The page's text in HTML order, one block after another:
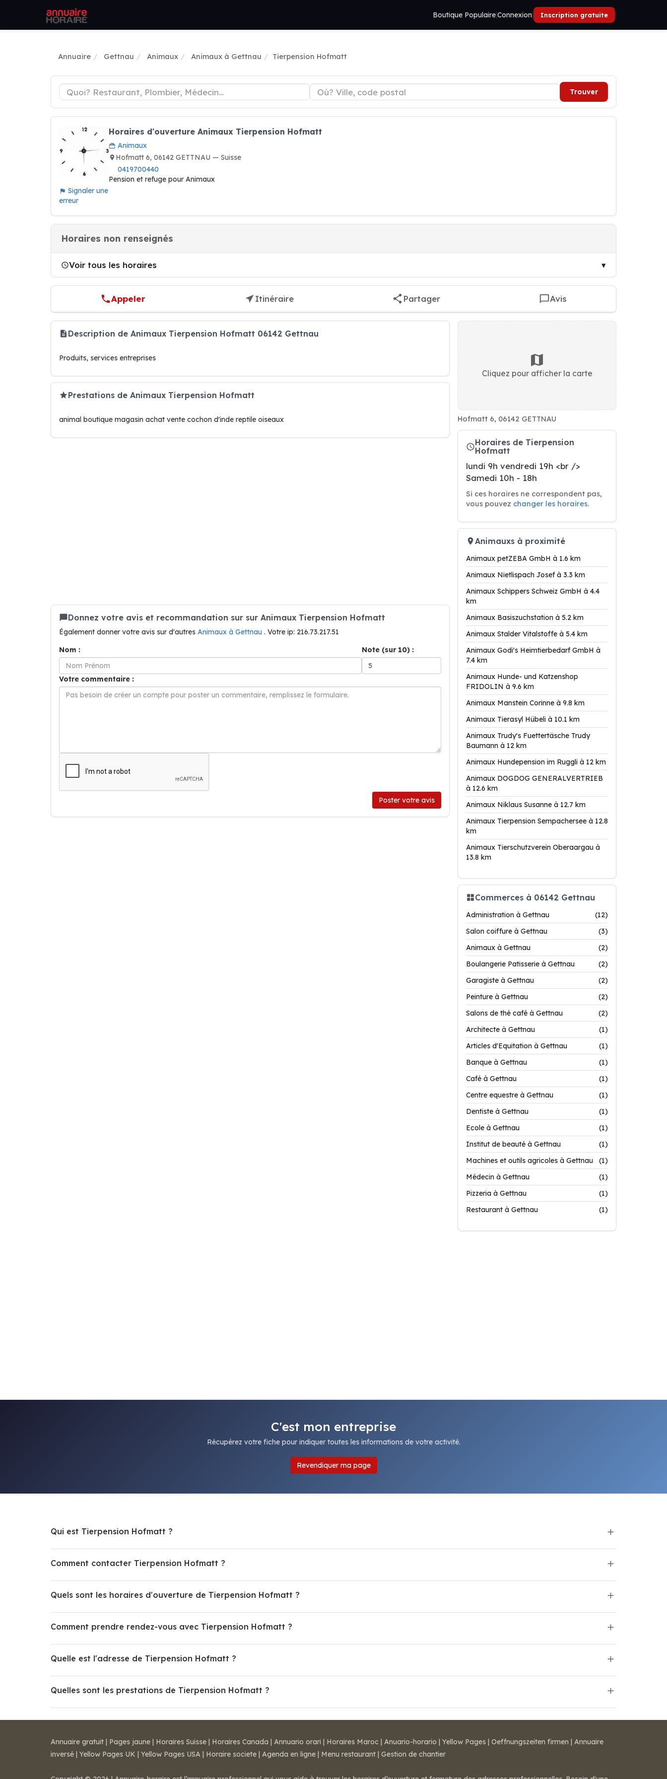
Boutique Populaire|Connexion| Inscription gratuite |
Annuaire Gettnau Animaux Animaux à Gettnau Tierpension Hofmatt
Trouver
Signaler une
erreur
Horaires d'ouverture Animaux Tierpension Hofmatt
Animaux
Hofmatt 6, 06142 GETTNAU — Suisse
0419700440
Pension et refuge pour Animaux
Horaires non renseignés
Voir tous les horaires
Appeler Itinéraire Partager Avis
Description de Animaux Tierpension Hofmatt 06142 Gettnau
Produits, services entreprises
Prestations de Animaux Tierpension Hofmatt
animal boutique magasin achat vente cochon d'inde reptile oiseaux
Donnez votre avis et recommandation sur sur Animaux Tierpension Hofmatt
Également donner votre avis sur d'autres Animaux à Gettnau . Votre ip: 216.73.217.51
Nom :
Note (sur 10) :
Votre commentaire :
Poster votre avis
Cliquez pour afficher la carte
Hofmatt 6, 06142 GETTNAU
Horaires de Tierpension
Hofmatt
lundi 9h vendredi 19h <br />
Samedi 10h - 18h
Si ces horaires ne correspondent pas,
vous pouvez changer les horaires.
Animauxs à proximité
Animaux petZEBA GmbH à 1.6 km
Animaux Nietlispach Josef à 3.3 km
Animaux Schippers Schweiz GmbH à 4.4
km
Animaux Basiszuchstation à 5.2 km
Animaux Stalder Vitalstoffe à 5.4 km
Animaux Godi's Heimtierbedarf GmbH à
7.4 km
Animaux Hunde- und Katzenshop
FRIDOLIN à 9.6 km
Animaux Manstein Corinne à 9.8 km
Animaux Tierasyl Hübeli à 10.1 km
Animaux Trudy's Fuettertäsche Trudy
Baumann à 12 km
Animaux Hundepension im Ruggli à 12 km
Animaux DOGDOG GENERALVERTRIEB
à 12.6 km
Animaux Niklaus Susanne à 12.7 km
Animaux Tierpension Sempachersee à 12.8
km
Animaux Tierschutzverein Oberaargau à
13.8 km
Commerces à 06142 Gettnau
Administration à Gettnau
(12)
Salon coiffure à Gettnau
(3)
Animaux à Gettnau
(2)
Boulangerie Patisserie à Gettnau
(2)
Garagiste à Gettnau
(2)
Peinture à Gettnau
(2)
Salons de thé café à Gettnau
(2)
Architecte à Gettnau
(1)
Articles d'Equitation à Gettnau
(1)
Banque à Gettnau
(1)
Café à Gettnau
(1)
Centre equestre à Gettnau
(1)
Dentiste à Gettnau
(1)
Ecole à Gettnau
(1)
Institut de beauté à Gettnau
(1)
Machines et outils agricoles à Gettnau
(1)
Médecin à Gettnau
(1)
Pizzeria à Gettnau
(1)
Restaurant à Gettnau
(1)
C'est mon entreprise
Récupérez votre fiche pour indiquer toutes les informations de votre activité.
Revendiquer ma page
Qui est Tierpension Hofmatt ?
Comment contacter Tierpension Hofmatt ?
Quels sont les horaires d'ouverture de Tierpension Hofmatt ?
Comment prendre rendez-vous avec Tierpension Hofmatt ?
Quelle est l'adresse de Tierpension Hofmatt ?
Quelles sont les prestations de Tierpension Hofmatt ?
Annuaire gratuit | Pages jaune | Horaires Suisse | Horaires Canada | Annuario orari | Horaires Maroc | Anuario-horario | Yellow Pages | Oeffnungszeiten firmen | Annuaire
inversé | Yellow Pages UK | Yellow Pages USA | Horaire societe | Agenda en ligne | Menu restaurant | Gestion de chantier